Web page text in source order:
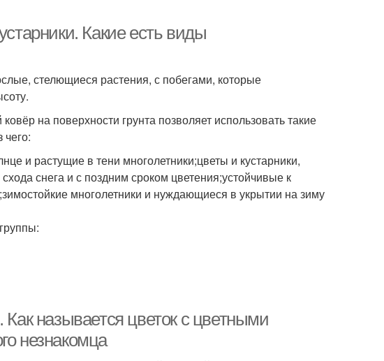
Какие есть виды
стелющиеся растения, с побегами, которые
на поверхности грунта позволяет использовать такие
и растущие в тени многолетники;цветы и кустарники,
снега и с поздним сроком цветения;устойчивые к
многолетники и нуждающиеся в укрытии на зиму
называется цветок с цветными
незнакомца